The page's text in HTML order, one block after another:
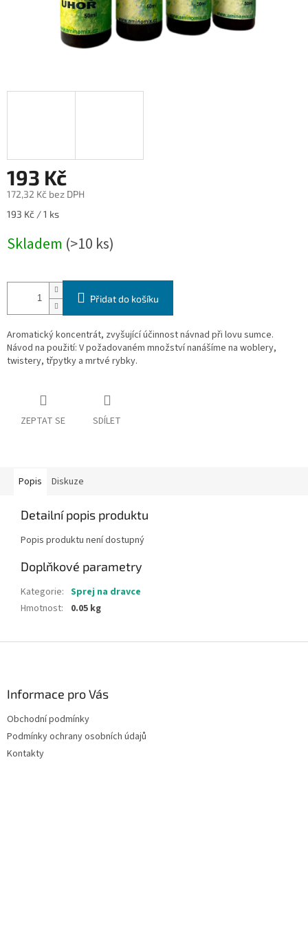
193 Kč
172,32 Kč bez DPH
Měrná
193 Kč / 1 ks
Skladem (>10 ks)
Přidat do košíku
Aromatický koncentrát, zvyšující účinnost návnad při lovu sumce.
Návod na použití: V požadovaném množství nanášíme na woblery,
twistery, třpytky a mrtvé rybky.
ZEPTAT SE SDÍLET
Popis Diskuze
Detailní popis produktu
Popis produktu není dostupný
Doplňkové parametry
Kategorie: Sprej na dravce
Hmotnost: 0.05 kg
Informace pro Vás
Obchodní podmínky
Podmínky ochrany osobních údajů
Kontakty